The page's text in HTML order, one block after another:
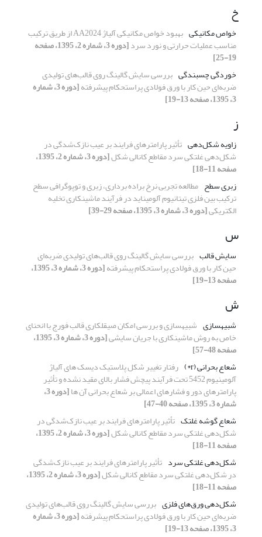
خ
خواص مکانیکی بهبود خواص مکانیکی آلیاژ AA2024 از طریق ترکیب
مناسب عملیات حرارتی و نورد سرد [دوره 3، شماره 2، 1395، صفحه
19-25]
خوردگی چسبندگی بررسی سایش گالینگ روی قالب‌های تولیدی
ضربه‌ای حین کار با ورق ‌فولادی پراستحکام پیشرفته [دوره 3، شماره
3، 1395، صفحه 13-19]
ز
زاویه شکل‌دهی تأثیر پارامترهای فرایند بر عیب نازک‌شدگی در
شکل‌دهی غلتکی سرد مقاطع کانالی شکل [دوره 3، شماره 2، 1395،
صفحه 11-18]
زبری سطح مطالعه تجربی نرخ براده برداری، زبری و توپوگرافی سطح
ترکیب بین فلزی تیتانیوم آلومیناید در فرآیند ماشینکاری تخلیه
الکتریکی[دوره 3، شماره 3، 1395، صفحه 29-39]
س
سایش قالب بررسی سایش گالینگ روی قالب‌های تولیدی ضربه‌ای
حین کار با ورق ‌فولادی پراستحکام پیشرفته [دوره 3، شماره 3، 1395،
صفحه 13-19]
ش
شبیه‎سازی شبیه‎سازی و بررسی امکان صیقل‎کاری قالب فورج با انحنای
خاص به روش ماشین‎کاری با جریان سایشی [دوره 3، شماره 3، 1395،
صفحه 48-57]
شعاع بحرانی (r*)
رفتار تغییر شکل پلاستیک دیسک های آلیاژ
آلومینیوم 5452 تحت فرآیند پیچش فشار بالای مقید نشده و تأثیر
پارامترهای دور و فشارهای اعمالی بر شعاع بحرانی آن ها [دوره 3،
شماره 3، 1395، صفحه 40-47]
شعاع گوشه غلتک تأثیر پارامترهای فرایند بر عیب نازک‌شدگی در
شکل‌دهی غلتکی سرد مقاطع کانالی شکل [دوره 3، شماره 2، 1395،
صفحه 11-18]
شکل‌دهی غلتکی سرد تأثیر پارامترهای فرایند بر عیب نازک‌شدگی
در شکل‌دهی غلتکی سرد مقاطع کانالی شکل [دوره 3، شماره 2، 1395،
صفحه 11-18]
شکل‌دهی ورق‌های فلزی بررسی سایش گالینگ روی قالب‌های تولیدی
ضربه‌ای حین کار با ورق ‌فولادی پراستحکام پیشرفته [دوره 3، شماره
3، 1395، صفحه 13-19]